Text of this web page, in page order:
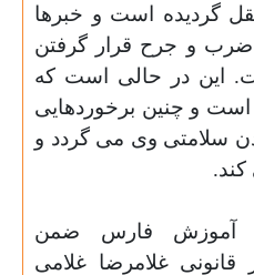
گردیده است و خبرها
و جرح قرار گرفتن
این در حالی است که
است و چنین برخوردهایی
سلامتی وی می گردد و
کند.
آموزش فارس ضمن
غلامرضا غلامی